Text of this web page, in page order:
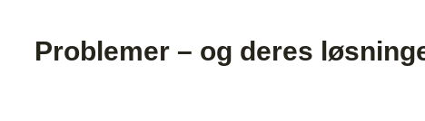
Problemer – og deres